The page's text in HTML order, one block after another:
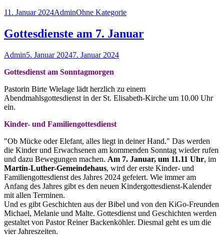
Veröffentlicht
11. Januar 2024Autor
AdminKategorien
Ohne Kategorie
Gottesdienste am 7. Januar
Autor
AdminVeröffentlicht
5. Januar 20247. Januar 2024
Gottesdienst am Sonntagmorgen
Pastorin Birte Wielage lädt herzlich zu einem
Abendmahlsgottesdienst in der St. Elisabeth-Kirche um 10.00 Uhr
ein.
Kinder- und Familiengottesdienst
"Ob Mücke oder Elefant, alles liegt in deiner Hand." Das werden
die Kinder und Erwachsenen am kommenden Sonntag wieder rufen
und dazu Bewegungen machen. Am 7. Januar, um 11.11 Uhr, im
Martin-Luther-Gemeindehaus, wird der erste Kinder- und
Familiengottesdienst des Jahres 2024 gefeiert. Wie immer am
Anfang des Jahres gibt es den neuen Kindergottesdienst-Kalender
mit allen Terminen.
Und es gibt Geschichten aus der Bibel und von den KiGo-Freunden
Michael, Melanie und Malte. Gottesdienst und Geschichten werden
gestaltet von Pastor Reiner Backenköhler. Diesmal geht es um die
vier Jahreszeiten.